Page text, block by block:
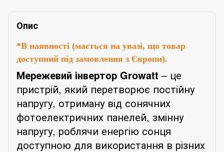
Опис
*В наявності (мається на увазі, що товар
доступний під замовлення з Європи).
Мережевий інвертор Growatt – це
пристрій, який перетворює постійну
напругу, отриману від сонячних
фотоелектричних панелей, змінну
напругу, роблячи енергію сонця
доступною для використання в різних